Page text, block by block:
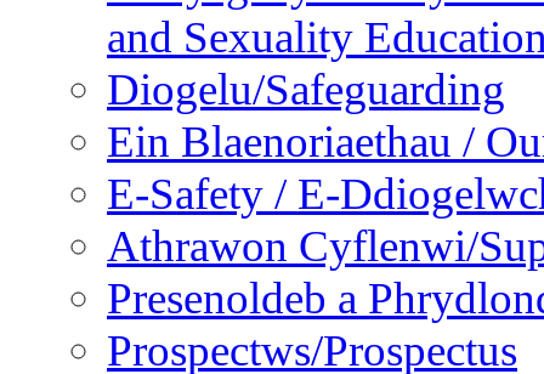
and Sexuality
Diogelu/Safeguarding
Ein Blaenoriaethau /
E-Safety / E-
Athrawon Cyflenwi/
Presenoldeb a
Prospectws/Prospectus